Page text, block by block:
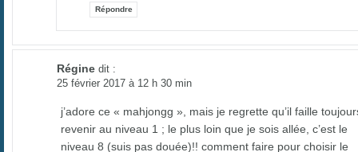
Répondre
Régine dit :
25 février 2017 à 12 h 30 min
j’adore ce « mahjongg », mais je regrette qu’il faille
revenir au niveau 1 ; le plus loin que je sois allée, c’est le
niveau 8 (suis pas douée)!! comment faire pour choisir le